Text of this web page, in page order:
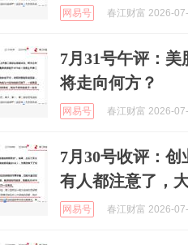
网易号 春江财富 2026-
7月31号午评：
将走向何方？
网易号 春江财富 2026-
7月30号收评：
有人都注意了，
网易号 春江财富 2026-